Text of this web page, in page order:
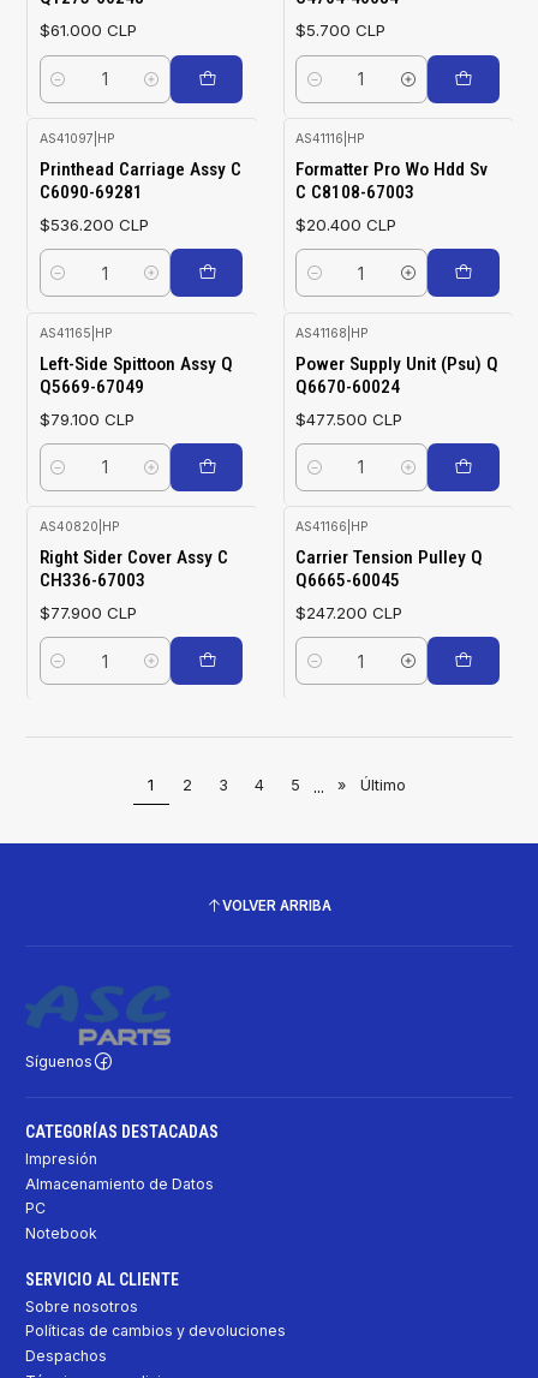
$61.000 CLP
Cantidad
$5.700 CLP
Cantidad
AS41097 HP
Printhead Carriage Assy C
C6090-69281
$536.200 CLP
Cantidad
AS41116 HP
Formatter Pro Wo Hdd Sv
C C8108-67003
$20.400 CLP
Cantidad
AS41165 HP
Left-Side Spittoon Assy Q
Q5669-67049
$79.100 CLP
Cantidad
AS41168 HP
Power Supply Unit (Psu) Q
Q6670-60024
$477.500 CLP
Cantidad
AS40820 HP
Right Sider Cover Assy C
CH336-67003
$77.900 CLP
Cantidad
AS41166 HP
Carrier Tension Pulley Q
Q6665-60045
$247.200 CLP
Cantidad
1 2 3 4 5 ... » Último
VOLVER ARRIBA
Síguenos
CATEGORÍAS DESTACADAS
Impresión
Almacenamiento de Datos
PC
Notebook
SERVICIO AL CLIENTE
Sobre nosotros
Políticas de cambios y devoluciones
Despachos